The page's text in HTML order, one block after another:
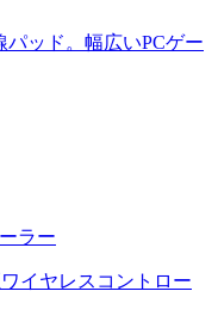
ッド。幅広いPCゲー
ラー
イヤレスコントロー